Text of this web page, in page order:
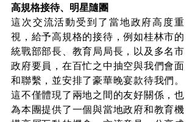
高規格接待、明星隨團
這次交流活動受到了當地政府高度重
視，給予高規格的接待，例如桂林市的
統戰部部長、教育局局長，以及多名市
政府要員，在百忙之中抽空與我們會面
和聯繫，並安排了豪華晚宴款待我們。
這不僅體現了兩地之間的友好關係，也
為本團提供了一個與當地政府和教育機